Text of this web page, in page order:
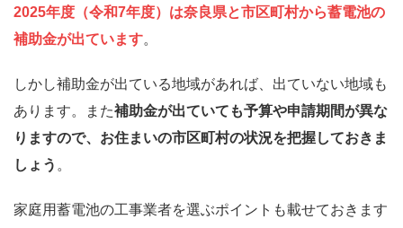
2025年度（令和7年度）は奈良県と市区町村から蓄電池の
補助金が出ています。
しかし補助金が出ている地域があれば、出ていない地域も
あります。また補助金が出ていても予算や申請期間が異な
りますので、お住まいの市区町村の状況を把握しておきま
しょう 。
家庭用蓄電池の工事業者を選ぶポイントも載せておきます